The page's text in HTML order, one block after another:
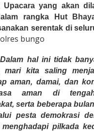
Upacara yang akan
rangka Hut
serentak di
bungo
Dalam hal ini tidak
mari kita saling
aman, damai, dan
aman di
serta beberapa
pesta demokrasi
pilkada